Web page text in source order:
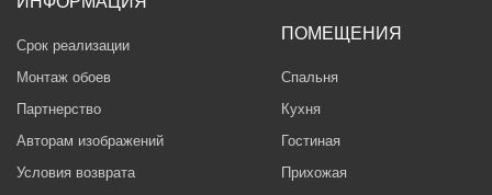
Срок реализации
Монтаж обоев
Партнерство
Авторам изображений
Условия возврата
ПОМЕЩЕНИЯ
Спальня
Кухня
Гостиная
Прихожая